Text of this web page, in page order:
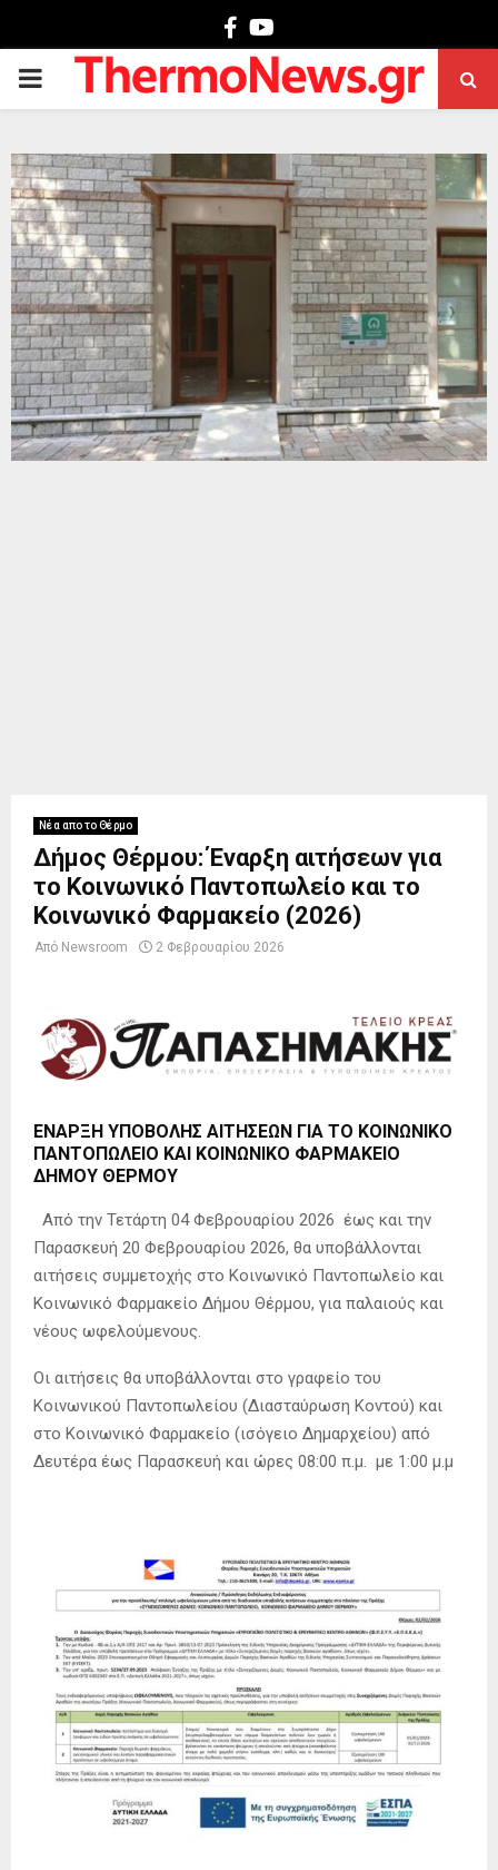
Facebook
PRIMARY
Νέα απο το Θέρμο
Δήμος Θέρμου: Έναρξη αιτήσεων για
το Κοινωνικό Παντοπωλείο και το
Κοινωνικό Φαρμακείο (2026)
Από Newsroom 2 Φεβρουαρίου 2026
ΕΝΑΡΞΗ ΥΠΟΒΟΛΗΣ ΑΙΤΗΣΕΩΝ ΓΙΑ ΤΟ ΚΟΙΝΩΝΙΚΟ
ΠΑΝΤΟΠΩΛΕΙΟ ΚΑΙ ΚΟΙΝΩΝΙΚΟ ΦΑΡΜΑΚΕΙΟ
ΔΗΜΟΥ ΘΕΡΜΟΥ
Από την Τετάρτη 04 Φεβρουαρίου 2026 έως και την
Παρασκευή 20 Φεβρουαρίου 2026, θα υποβάλλονται
αιτήσεις συμμετοχής στο Κοινωνικό Παντοπωλείο και
Κοινωνικό Φαρμακείο Δήμου Θέρμου, για παλαιούς και
νέους ωφελούμενους.
Οι αιτήσεις θα υποβάλλονται στο γραφείο του
Κοινωνικού Παντοπωλείου (Διασταύρωση Κοντού) και
στο Κοινωνικό Φαρμακείο (ισόγειο Δημαρχείου) από
Δευτέρα έως Παρασκευή και ώρες 08:00 π.μ. με 1:00 μ.μ